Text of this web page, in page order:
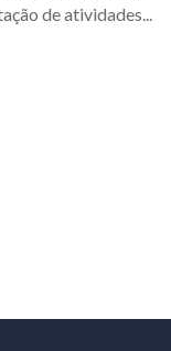
de atividades...